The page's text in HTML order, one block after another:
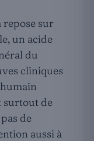
sur
un acide
du
cliniques
surtout de
de
aussi à